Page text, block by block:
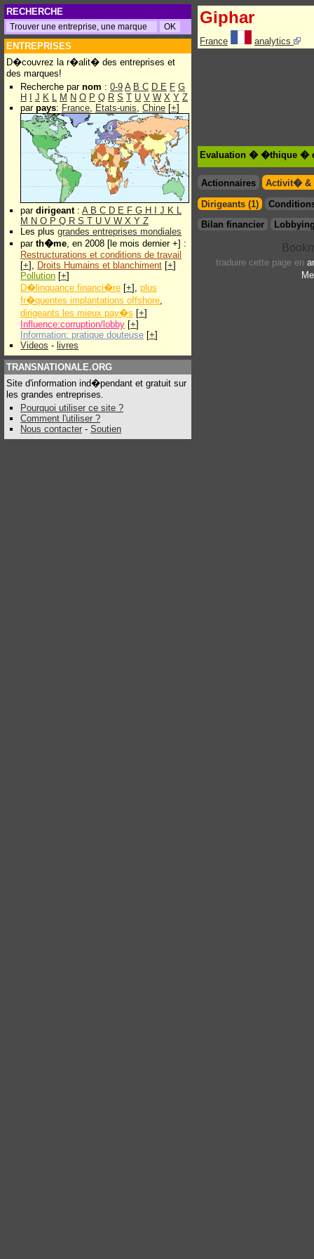
RECHERCHE
ENTREPRISES
D�couvrez la r�alit� des entreprises et
des marques!
Recherche par nom : 0-9 A B C D E F G
H
J K L M N O P Q R S T U V W X Y Z
par pays: France, Etats-unis, Chine [+]
par dirigeant: A B C D E F G H J K L
M N O P Q R S T U V W X Y Z
Les plus grandes entreprises mondiales
par th�me, en 2008 [le mois dernier +] :
Restructurations et conditions de travail
[+], Droits Humains et blanchiment [+]
Pollution [+]
D�linquance financi�re [+], plus
fr�quentes implantations offshore,
dirigeants les mieux pay�s [+]
Influence:corruption/lobby [+]
Information: pratique douteuse [+]
Videos - livres
TRANSNATIONALE.ORG
Site d'information ind�pendant et gratuit sur
les grandes entreprises.
Pourquoi utiliser ce site ?
Comment l'utiliser ?
Nous contacter - Soutien
Giphar
France analytics
Evaluation � �thique �
Actionnaires
Activit� &
Dirigeants (1)
Bilan financier
traduire cette page en